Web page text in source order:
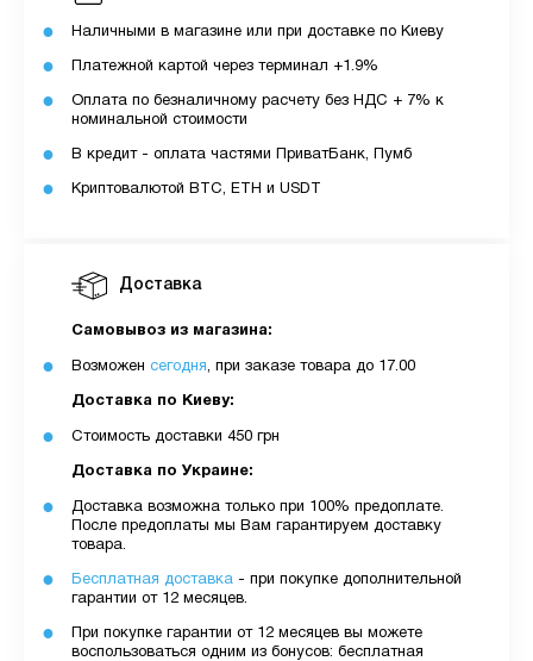
Доставка
Самовывоз из магазина:
Возможен сегодня, при заказе товара до 17.00
Доставка по Киеву:
Стоимость доставки 450 грн
Доставка по Украине:
Доставка возможна только при 100% предоплате.
После предоплаты мы Вам гарантируем доставку
товара.
Бесплатная доставка - при покупке дополнительной
гарантии от 12 месяцев.
При покупке гарантии от 12 месяцев вы можете
воспользоваться одним из бонусов: бесплатная
Наличными в магазине или при доставке по Киеву
Платежной картой через терминал +1.9%
Оплата по безналичному расчету без НДС + 7% к
номинальной стоимости
В кредит - оплата частями ПриватБанк, Пумб
Криптовалютой BTC, ETH и USDT